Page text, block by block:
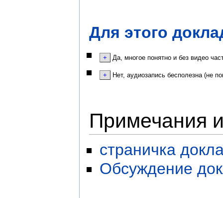
Для этого
Да, многое понятно и без видео
Нет, аудиозапись бесполезна (не
Примечания
страничка
Обсуждение